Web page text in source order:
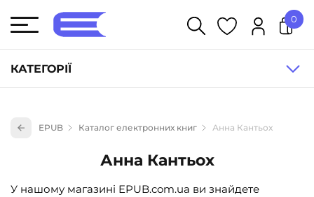
КАТЕГОРІЇ
Книги для дітей (836)
Книги для підлітків (240)
Науково-популярна література (1015)
0
EPUB Каталог електронних книг Анна Кантьох
Анна Кантьох
У нашому магазині EPUB.com.ua ви знайдете